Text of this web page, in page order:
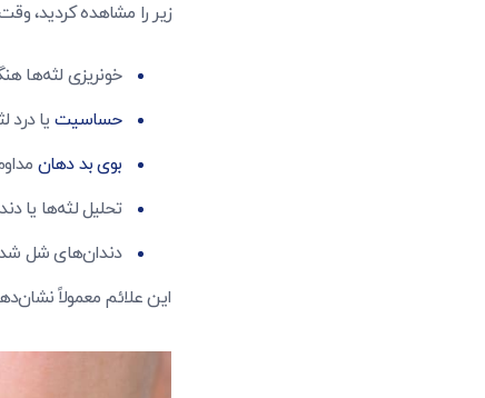
زیر را مشاهده کردید،
خونریزی لثه‌ها
حساسیت یا درد
بوی بد دهان
تحلیل لثه‌ها یا
دندان‌های شل
این علائم معمولاً